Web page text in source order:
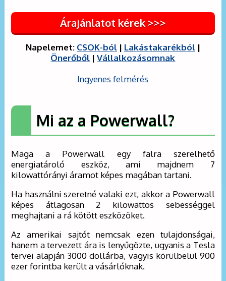
Árajánlatot kérek >>>
Napelemet: CSOK-ból| Lakástakarékból|
Önerőből |Vállalkozásomnak
Ingyenes felmérés
Mi az a Powerwall?
Maga a Powerwall egy falra szerelhető
energiatároló eszköz, ami majdnem 7
kilowattórányi áramot képes magában tartani.
Ha használni szeretné valaki ezt, akkor a Powerwall
képes átlagosan 2 kilowattos sebességgel
meghajtani a rá kötött eszközöket.
Az amerikai sajtót nemcsak ezen tulajdonságai,
hanem a tervezett ára is lenyűgözte, ugyanis a Tesla
tervei alapján 3000 dollárba, vagyis körülbelül 900
ezer forintba került a vásárlóknak.